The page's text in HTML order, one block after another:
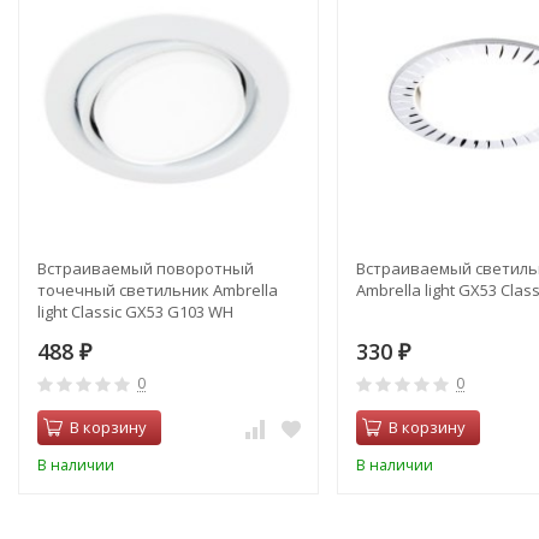
Встраиваемый поворотный
точечный светильник Ambrella
light Classic GX53 G103 WH
488 ₽
0
В корзину
В наличии
Встраиваемый
Ambrella light GX53
330 ₽
0
В корзину
В наличии